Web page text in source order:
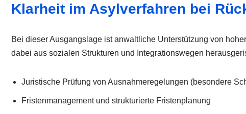
Klarheit im Asylverfahren bei
Bei dieser Ausgangslage ist anwaltliche Unterstützung von
dabei aus sozialen Strukturen und Integrationswegen
Juristische Prüfung von Ausnahmeregelungen (besondere
Fristenmanagement und strukturierte Fristenplanung